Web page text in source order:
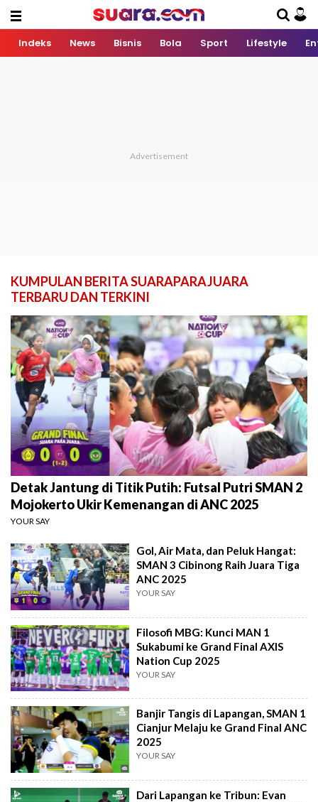
Indeks News Bisnis Bola Sport Lifestyle
KUMPULAN BERITA SUARAPARAJUARA
TERBARU DAN TERKINI
Detak Jantung di Titik Putih: Futsal Putri SMAN 2
Mojokerto Ukir Kemenangan di ANC 2025
YOUR SAY
Gol, Air Mata, dan Peluk Hangat:
SMAN 3 Cibinong Raih Juara Tiga
ANC 2025
YOUR SAY
Filosofi MBG: Kunci MAN 1
Sukabumi ke Grand Final AXIS
Nation Cup 2025
YOUR SAY
Banjir Tangis di Lapangan, SMAN 1
Cianjur Melaju ke Grand Final ANC
2025
YOUR SAY
Dari Lapangan ke Tribun: Evan